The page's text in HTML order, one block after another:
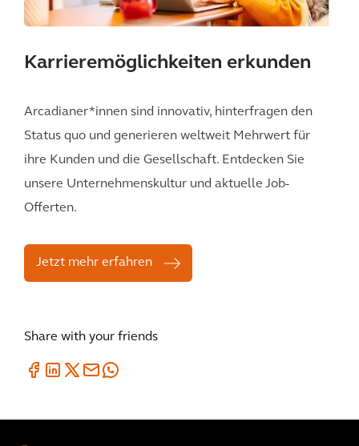
Karrieremöglichkeiten erkunden
Arcadianer*innen sind innovativ, hinterfragen den
Status quo und generieren weltweit Mehrwert für
ihre Kunden und die Gesellschaft. Entdecken Sie
unsere Unternehmenskultur und aktuelle Job-
Offerten.
Jetzt mehr erfahren
Share with your friends